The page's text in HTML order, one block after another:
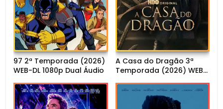
97 2ª Temporada (2026)
WEB-DL 1080p Dual Áudio
A Casa do Dragão 3ª
Temporada (2026) WEB-